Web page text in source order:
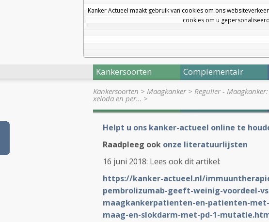
Kanker Actueel maakt gebruik van cookies om ons
cookies om u
Kankersoorten Complementair
Kankersoorten > Maagkanker> Regulier -
xeloda en per… >
Helpt u ons kanker-actueel online te
Raadpleeg ook onze literatuurlijsten
16 juni 2018: Lees ook dit artikel:
https://kanker-actueel.nl/
pembrolizumab-geeft-weinig-voordeel-
maagkankerpatienten-en-patienten-
maag-en-slokdarm-met-pd-1-